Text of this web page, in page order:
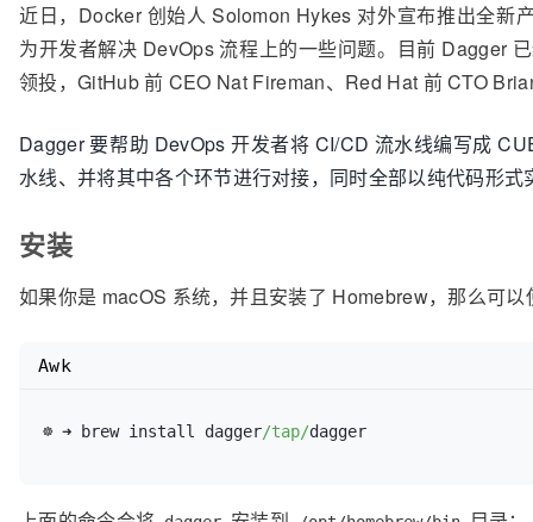
近日，Docker 创始人 Solomon Hykes 对外宣布推出全新
为开发者解决 DevOps 流程上的一些问题。目前 Dagger
领投，GitHub 前 CEO Nat Fireman、Red Hat 前 CTO
Dagger 要帮助 DevOps 开发者将 CI/CD 流水线编写成
水线、并将其中各个环节进行对接，同时全部以纯代码形式
安装
如果你是 macOS 系统，并且安装了 Homebrew，那么可
☸ ➜ brew install dagger/tap/
Awk